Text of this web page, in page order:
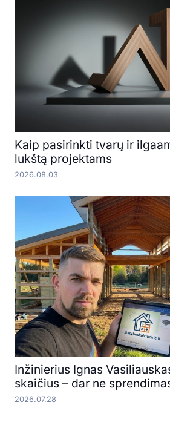
Kaip pasirinkti tvarų ir
lukštą projektams
2026.08.03
Inžinierius Ignas
skaičius – dar ne
2026.07.28